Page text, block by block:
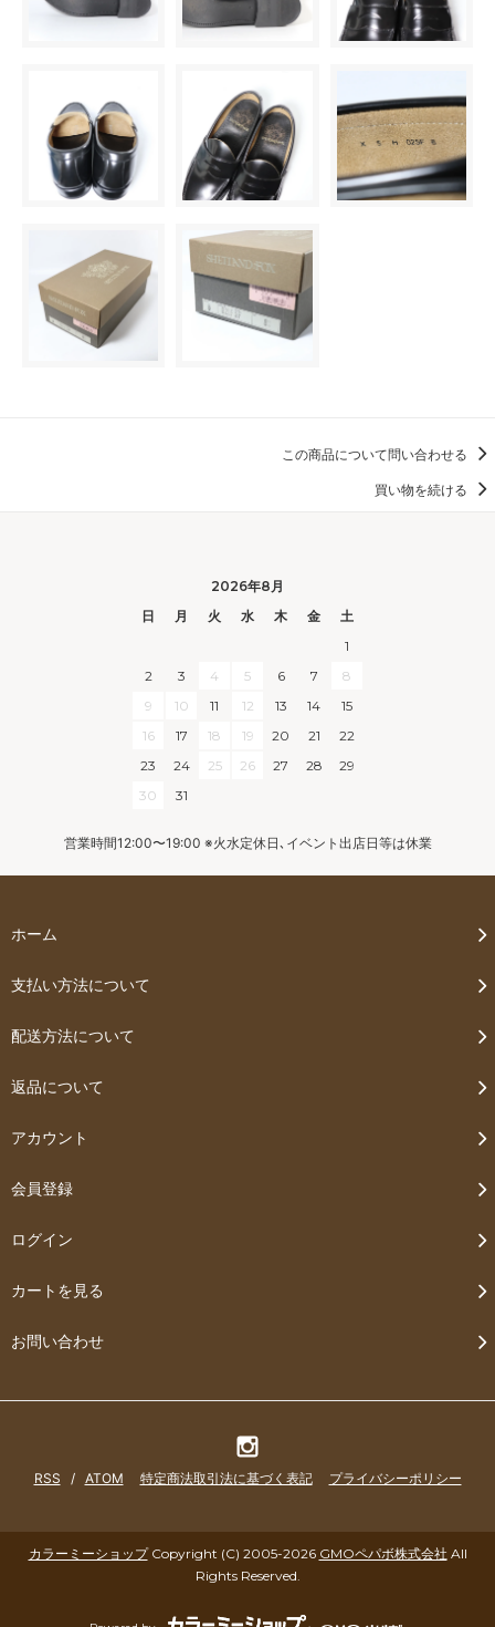
この商品について問い合わせる
買い物を続ける
2026年8月
日
月 火 水 木 金
土
1
2
3 4 5 6 7
8
9
10 11 12 13 14
15
16
17 18 19 20 21
22
23
24 25 26 27 28
29
30
31
営業時間12:00〜19:00 ※火水定休日､イベント出店日等は休業
ホーム
支払い方法について
配送方法について
返品について
アカウント
会員登録
ログイン
カートを見る
お問い合わせ
RSS / ATOM 特定商法取引法に基づく表記 プライバシーポリシー
カラーミーショップCopyright (C) 2005-2026 GMOペパボ株式会社 All
Rights Reserved.